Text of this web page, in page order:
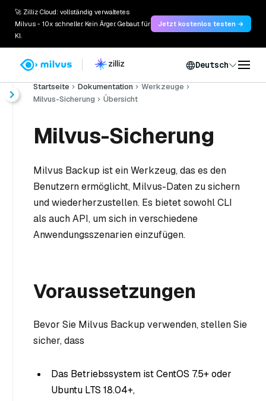
🚀 Zilliz Cloud: vollständig verwaltetes
Milvus - 10x schneller. Kein Ärger. Gebaut für
KI.
Jetzt kostenlos testen →
Deutsch
Startseite Dokumentation
Werkzeuge
Milvus-Sicherung
Übersicht
Milvus-Sicherung
Milvus Backup ist ein Werkzeug, das es den
Benutzern ermöglicht, Milvus-Daten zu sichern
und wiederherzustellen. Es bietet sowohl CLI
als auch API, um sich in verschiedene
Anwendungsszenarien einzufügen.
Voraussetzungen
Bevor Sie Milvus Backup verwenden, stellen Sie
sicher, dass
Das Betriebssystem ist CentOS 7.5+ oder
Ubuntu LTS 18.04+,